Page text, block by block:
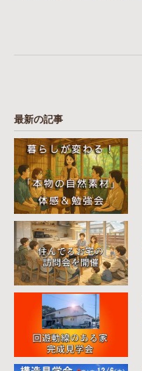
最新の記事